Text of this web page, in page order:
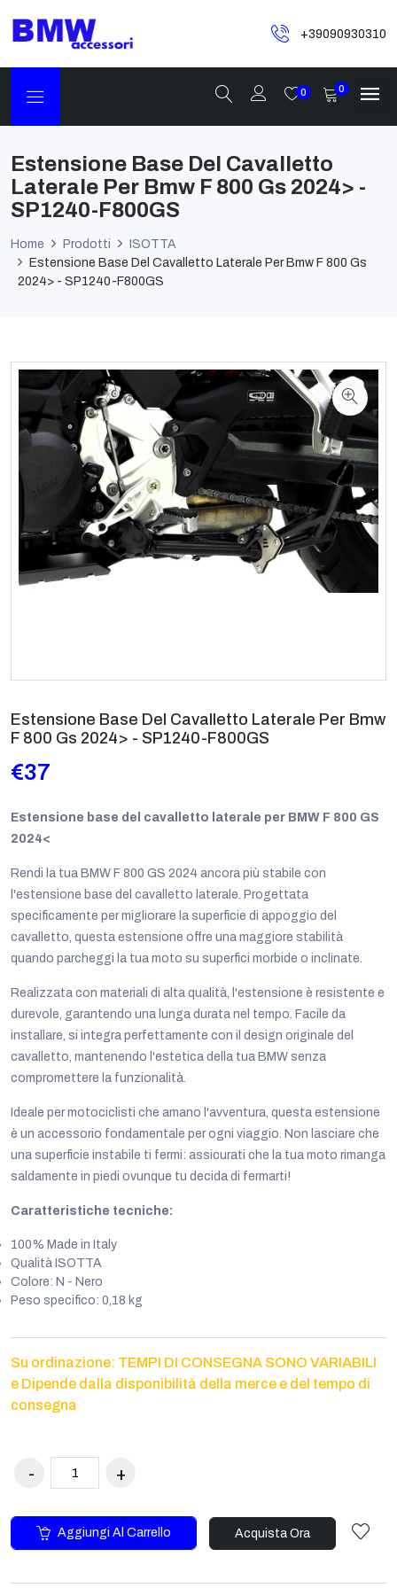
+39090930310
0 0
Estensione Base Del Cavalletto
Laterale Per Bmw F 800 Gs 2024> -
SP1240-F800GS
Home Prodotti
ISOTTA
Estensione Base Del Cavalletto Laterale Per Bmw F 800 Gs
2024> - SP1240-F800GS
Estensione Base Del Cavalletto Laterale Per Bmw
F 800 Gs 2024> - SP1240-F800GS
€37
Estensione base del cavalletto laterale per BMW F 800 GS
2024<
Rendi la tua BMW F 800 GS 2024 ancora più stabile con
l'estensione base del cavalletto laterale. Progettata
specificamente per migliorare la superficie di appoggio del
cavalletto, questa estensione offre una maggiore stabilità
quando parcheggi la tua moto su superfici morbide o inclinate.
Realizzata con materiali di alta qualità, l'estensione è resistente e
durevole, garantendo una lunga durata nel tempo. Facile da
installare, si integra perfettamente con il design originale del
cavalletto, mantenendo l'estetica della tua BMW senza
compromettere la funzionalità.
Ideale per motociclisti che amano l'avventura, questa estensione
è un accessorio fondamentale per ogni viaggio. Non lasciare che
una superficie instabile ti fermi: assicurati che la tua moto rimanga
saldamente in piedi ovunque tu decida di fermarti!
Caratteristiche tecniche:
100% Made in Italy
Qualità ISOTTA
Colore: N - Nero
Peso specifico: 0,18 kg
Su ordinazione: TEMPI DI CONSEGNA SONO VARIABILI
e Dipende dalla disponibilità della merce e del tempo di
consegna
Aggiungi Al Carrello Acquista Ora